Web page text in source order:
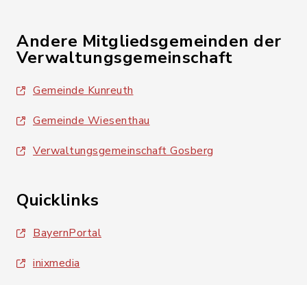
Andere Mitgliedsgemeinden der
Verwaltungsgemeinschaft
Gemeinde Kunreuth
Gemeinde Wiesenthau
Verwaltungsgemeinschaft Gosberg
Quicklinks
BayernPortal
inixmedia